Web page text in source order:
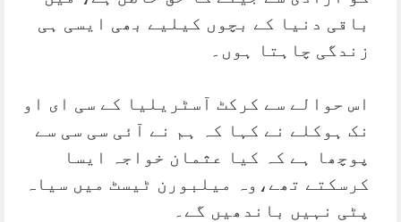
باقی دنیا کے بچوں کیلیے بھی ایسی ہی
زندگی چاہتا ہوں۔
اس حوالے سے کرکٹ آسٹریلیا کے سی ای او
نک ہوکلے نے کہا کہ ہم نے آئی سی سی سے
پوچھا ہے کہ کیا عثمان خواجہ ایسا
کرسکتے تھے،وہ میلبورن ٹیسٹ میں سیاہ
پٹی نہیں باندھیں گے۔